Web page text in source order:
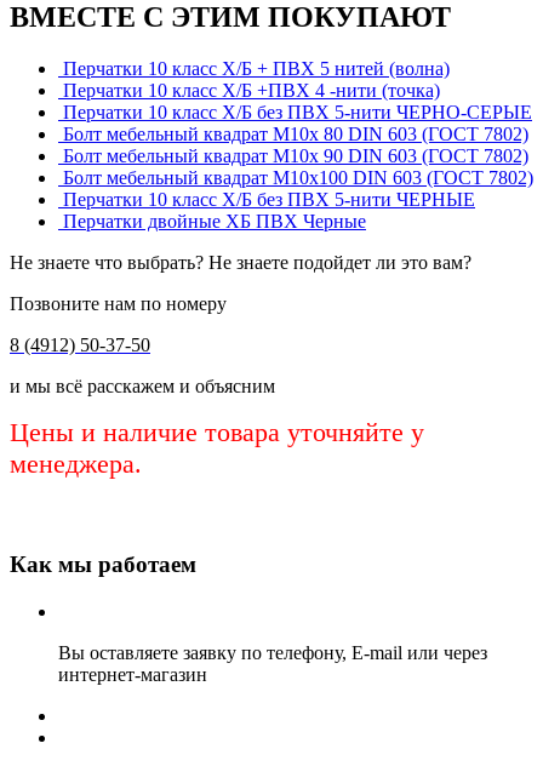
ВМЕСТЕ С ЭТИМ ПОКУПАЮТ
Перчатки 10 класс Х/Б + ПВХ 5 нитей (волна)
Перчатки 10 класс Х/Б +ПВХ 4 -нити (точка)
Перчатки 10 класс Х/Б без ПВХ 5-нити ЧЕРНО-СЕРЫЕ
Болт мебельный квадрат М10х 80 DIN 603 (ГОСТ 7802)
Болт мебельный квадрат М10х 90 DIN 603 (ГОСТ 7802)
Болт мебельный квадрат М10х100 DIN 603 (ГОСТ 7802)
Перчатки 10 класс Х/Б без ПВХ 5-нити ЧЕРНЫЕ
Перчатки двойные ХБ ПВХ Черные
Не знаете что выбрать? Не знаете подойдет ли это вам?
Позвоните нам по номеру
8 (4912) 50-37-50
и мы всё расскажем и объясним
Цены и наличие товара уточняйте у
менеджера.
Как мы работаем
Вы оставляете заявку по телефону, E-mail или через
интернет-магазин